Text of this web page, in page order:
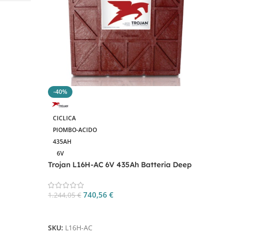
-40%
CICLICA
PIOMBO-ACIDO
435AH
6V
Trojan L16H-AC 6V 435Ah Batteria Deep
1.244,05€ 740,56 €
SKU: L16H-AC